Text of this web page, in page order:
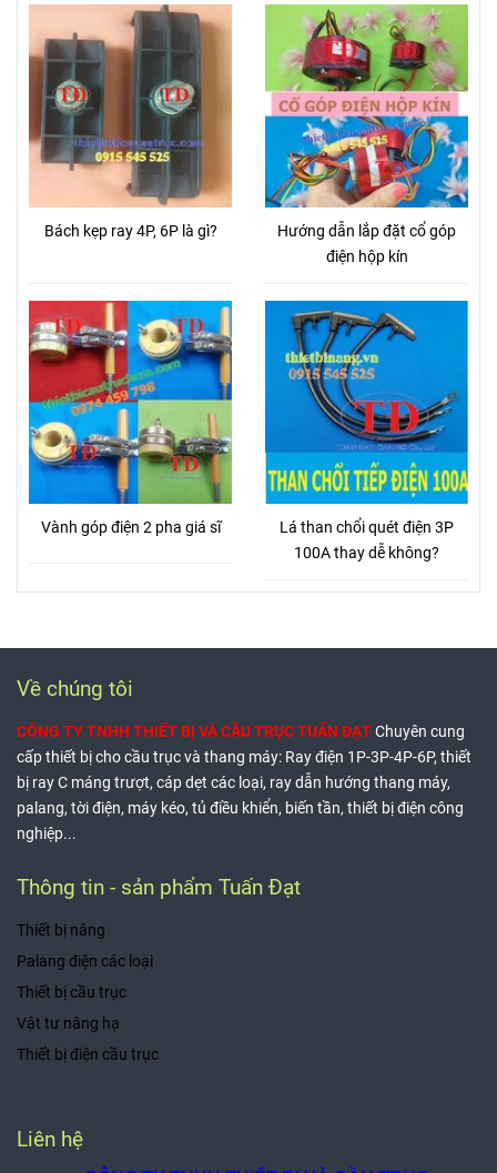
Bách kẹp ray 4P, 6P là gì?
Hướng dẫn lắp đặt cổ góp
điện hộp kín
Vành góp điện 2 pha giá sĩ
Lá than chổi quét điện 3P
100A thay dễ không?
Về chúng tôi
CÔNG TY TNHH THIẾT BỊ VÀ CẦU TRỤC TUẤN ĐẠTChuyên cung
cấp thiết bị cho cầu trục và thang máy: Ray điện 1P-3P-4P-6P, thiết
bị ray C máng trượt, cáp dẹt các loại, ray dẫn hướng thang máy,
palang, tời điện, máy kéo, tủ điều khiển, biến tần, thiết bị điện công
nghiệp...
Thông tin - sản phẩm Tuấn Đạt
Thiết bị nâng
Palang điện các loại
Thiết bị cầu trục
Vật tư nâng hạ
Thiết bị điện cầu trục
Liên hệ